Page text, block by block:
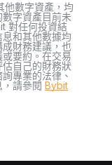
他數字資產，均
字資產目前未
對任何投資結
和其他數據均
財務建議，也
要約。在交易
自己的財務狀
專業的法律、
請參閱 Bybit